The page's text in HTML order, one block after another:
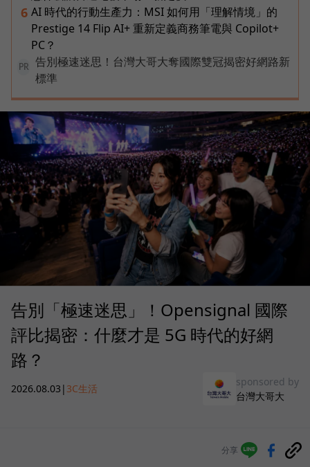
6 AI 時代的行動生產力：MSI 如何用「理解情境」的
Prestige 14 Flip AI+ 重新定義商務筆電與 Copilot+
PC？
PR
告別極速迷思！台灣大哥大奪國際雙冠揭密好網路新
標準
告別「極速迷思」！Opensignal 國際
評比揭密：什麼才是 5G 時代的好網
路？
2026.08.03 | 3C生活
sponsored by
台灣大哥大
分享